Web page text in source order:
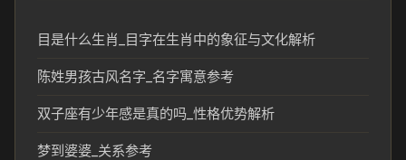
目是什么生肖_目字在生肖中的象征与文化解析
陈姓男孩古风名字_名字寓意参考
双子座有少年感是真的吗_性格优势解析
梦到婆婆_关系参考